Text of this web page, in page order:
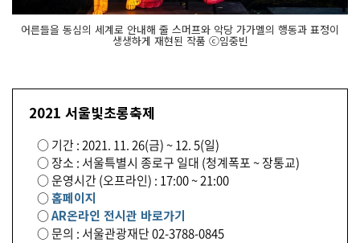
어른들을 동심의 세계로 안내해 줄 스머프와 악당 가가멜의 행동과 표정이
생생하게 재현된 작품 ⓒ임중빈
2021 서울빛초롱축제
○ 기간 : 2021. 11. 26(금) ~ 12. 5(일)
○ 장소 : 서울특별시 종로구 일대 (청계폭포 ~ 장통교)
○ 운영시간 (오프라인) : 17:00 ~ 21:00
○홈페이지
○AR온라인 전시관 바로가기
○ 문의 : 서울관광재단 02-3788-0845